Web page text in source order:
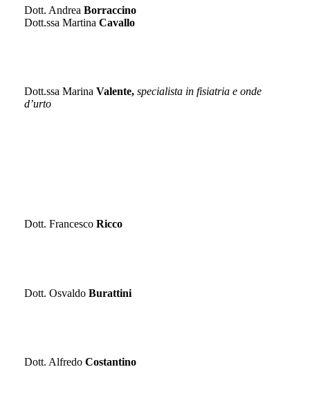
Dott. Andrea Borraccino
Dott.ssa Martina Cavallo
Dott.ssa Marina Valente, specialista in fisiatria e onde
d’urto
Dott. Francesco Ricco
Dott. Osvaldo Burattini
Dott. Alfredo Costantino